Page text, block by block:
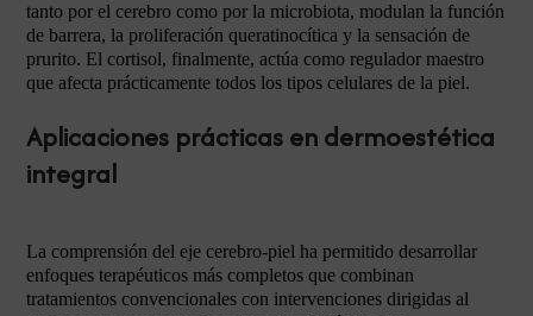
tanto por el cerebro como por la microbiota, modulan la función
de barrera, la proliferación queratinocítica y la sensación de
prurito. El cortisol, finalmente, actúa como regulador maestro
que afecta prácticamente todos los tipos celulares de la piel.
Aplicaciones prácticas en dermoestética
integral
La comprensión del eje cerebro-piel ha permitido desarrollar
enfoques terapéuticos más completos que combinan
tratamientos convencionales con intervenciones dirigidas al